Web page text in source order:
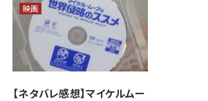
【ネタバレ感想】マイケルムー
映画